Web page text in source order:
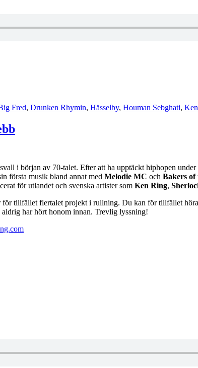
Fred, Drunken Rhymin, Hässelby, Houman Sebghati,
i början av 70-talet. Efter att ha upptäckt hiphopen
första musik bland annat med Melodie MC och Bakers of
för utlandet och svenska artister som Ken Ring,
för tillfället flertalet projekt i rullning. Du kan för tillfället
aldrig har hört honom innan. Trevlig lyssning!